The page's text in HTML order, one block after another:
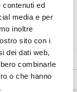
contenuti ed
media e per
inoltre
sito con i
dei dati web,
combinarle
o che hanno